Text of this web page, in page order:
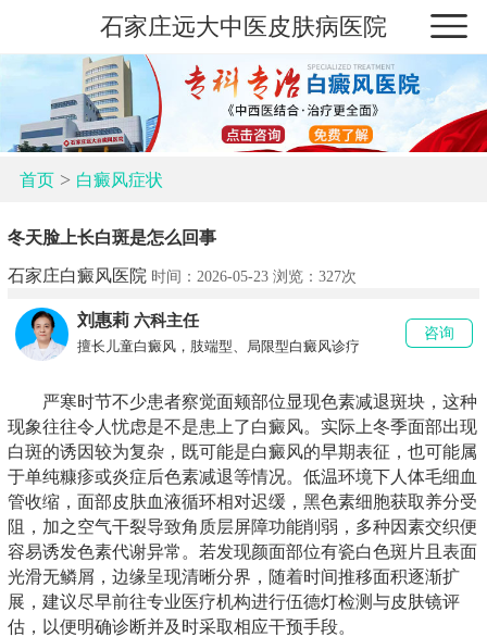
石家庄远大中医皮肤病医院
首页> 白癜风症状
冬天脸上长白斑是怎么回事
石家庄白癜风医院 时间：2026-05-23 浏览： 327次
刘惠莉 六科主任
擅长儿童白癜风，肢端型、局限型白癜风诊疗
咨询
严寒时节不少患者察觉面颊部位显现色素减退斑块，这种
现象往往令人忧虑是不是患上了白癜风。实际上冬季面部出现
白斑的诱因较为复杂，既可能是白癜风的早期表征，也可能属
于单纯糠疹或炎症后色素减退等情况。低温环境下人体毛细血
管收缩，面部皮肤血液循环相对迟缓，黑色素细胞获取养分受
阻，加之空气干裂导致角质层屏障功能削弱，多种因素交织便
容易诱发色素代谢异常。若发现颜面部位有瓷白色斑片且表面
光滑无鳞屑，边缘呈现清晰分界，随着时间推移面积逐渐扩
展，建议尽早前往专业医疗机构进行伍德灯检测与皮肤镜评
估，以便明确诊断并及时采取相应干预手段。